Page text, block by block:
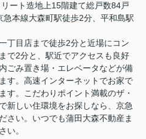
ート造地上15階建て総戸数84戸
本線大森町駅徒歩2分、平和島駅
丁目店まで徒歩2分と近場にコン
で2分と、駅近でアクセスも良好
ごみ置き場・エレベータなどが備
す。高速インターネットでお家で
す。こだわりポイント満載のザ・
新しい住環境をお探しなら、京急
さい。いつでも蒲田大森不動産ま
い。